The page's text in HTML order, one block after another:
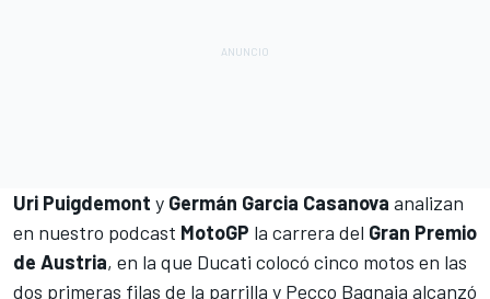
Uri Puigdemont y Germán Garcia Casanova analizan
en nuestro podcast MotoGP la carrera del Gran Premio
de Austria, en la que Ducati colocó cinco motos en las
dos primeras filas de la parrilla y Pecco Bagnaia alcanzó